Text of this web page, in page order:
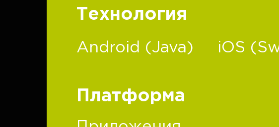
Технология
Android (Java) iOS
Платформа